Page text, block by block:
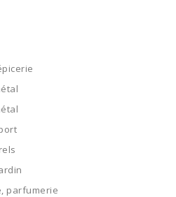
parfumerie